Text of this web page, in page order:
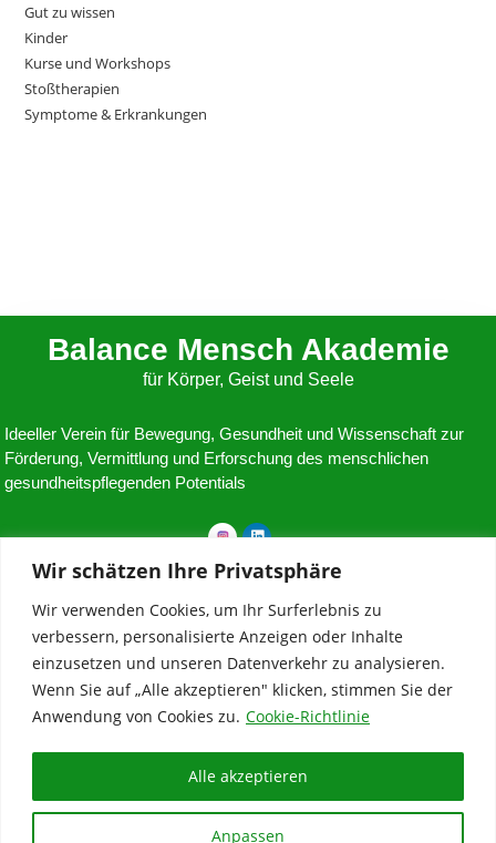
Wir schätzen Ihre Privatsphäre
Wir verwenden Cookies, um Ihr Surferlebnis zu
verbessern, personalisierte Anzeigen oder Inhalte
einzusetzen und unseren Datenverkehr zu analysieren.
Wenn Sie auf „Alle akzeptieren" klicken, stimmen Sie der
Anwendung von Cookies zu. Cookie-Richtlinie
Anpassen
Alle akzeptieren
Gut zu wissen
Kinder
Kurse und Workshops
Stoßtherapien
Symptome & Erkrankungen
Balance Mensch Akademie
für Körper, Geist und Seele
Ideeller Verein für Bewegung, Gesundheit und Wissenschaft zur
Förderung, Vermittlung und Erforschung des menschlichen
gesundheitspflegenden Potentials
Balance Mensch Akademie
A-5760 Saalfelden
ZVR: 1276897818
+43 (0) 677-64430507
Copyrigth © 2024 – Balance Mensch Akademie